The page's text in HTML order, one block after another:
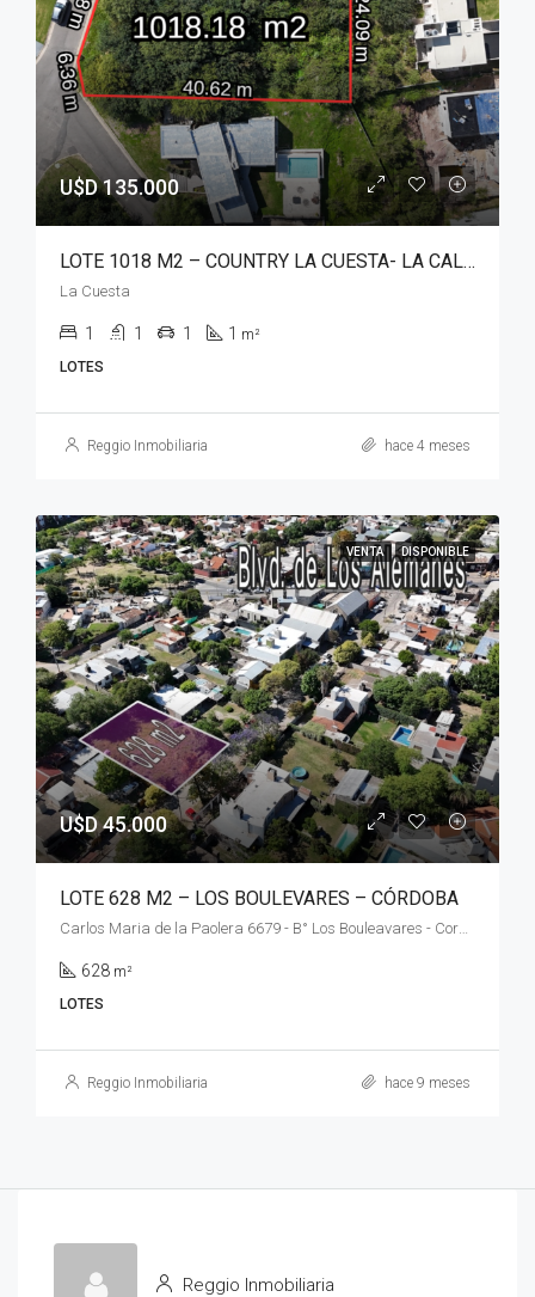
U$D 135.000
LOTE 1018 M2 – COUNTRY LA CUESTA- LA CALERA
La Cuesta
1 1 1 1 m²
LOTES
Reggio Inmobiliaria hace 4 meses
VENTA DISPONIBLE
U$D 45.000
LOTE 628 M2 – LOS BOULEVARES – CÓRDOBA
Carlos Maria de la Paolera 6679 - B° Los Bouleavares - Cordoba
628 m²
LOTES
Reggio Inmobiliaria hace 9 meses
Reggio Inmobiliaria